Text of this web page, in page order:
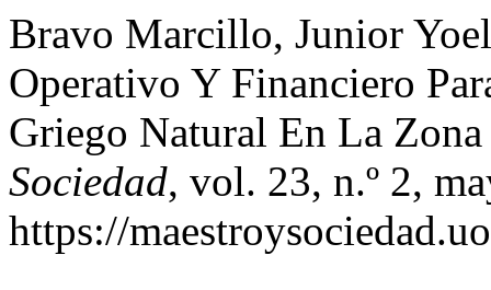
Bravo Marcillo, Junior
Operativo Y Financiero
Griego Natural En La
Sociedad, vol. 23, n.º 2,
https://